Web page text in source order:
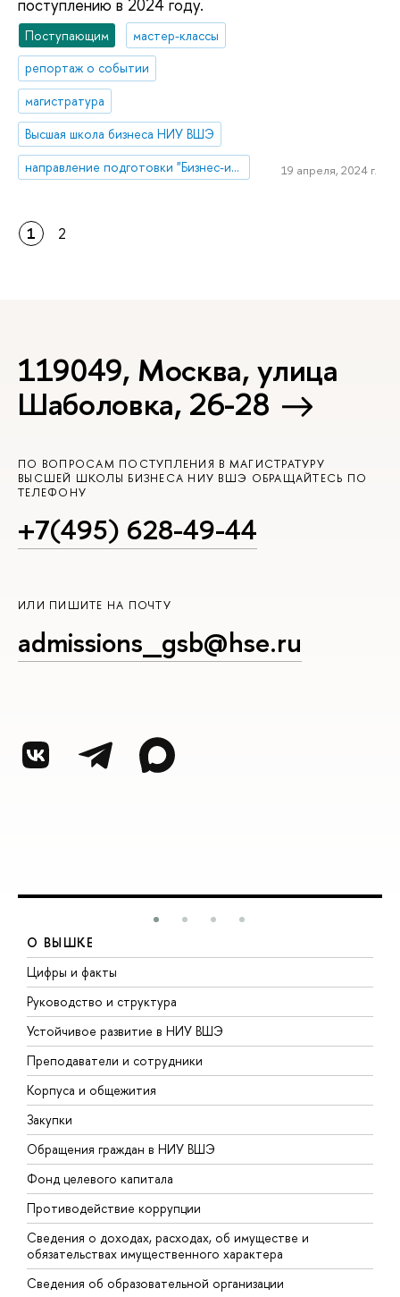
поступлению в 2024 году.
Поступающим
мастер-классы
репортаж о событии
магистратура
Высшая школа бизнеса НИУ ВШЭ
направление подготовки "Бизнес-информатика"
19 апреля, 2024 г.
1 2
119049, Москва, улица
Шаболовка, 26-28
ПО ВОПРОСАМ ПОСТУПЛЕНИЯ В МАГИСТРАТУРУ
ВЫСШЕЙ ШКОЛЫ БИЗНЕСА НИУ ВШЭ ОБРАЩАЙТЕСЬ ПО
ТЕЛЕФОНУ
+7(495) 628-49-44
ИЛИ ПИШИТЕ НА ПОЧТУ
admissions_gsb@hse.ru
О ВЫШКЕ
Цифры и факты
Руководство и структура
Устойчивое развитие в НИУ ВШЭ
Преподаватели и сотрудники
Корпуса и общежития
Закупки
Обращения граждан в НИУ ВШЭ
Фонд целевого капитала
Противодействие коррупции
Сведения о доходах, расходах, об имуществе и
обязательствах имущественного характера
Сведения об образовательной организации